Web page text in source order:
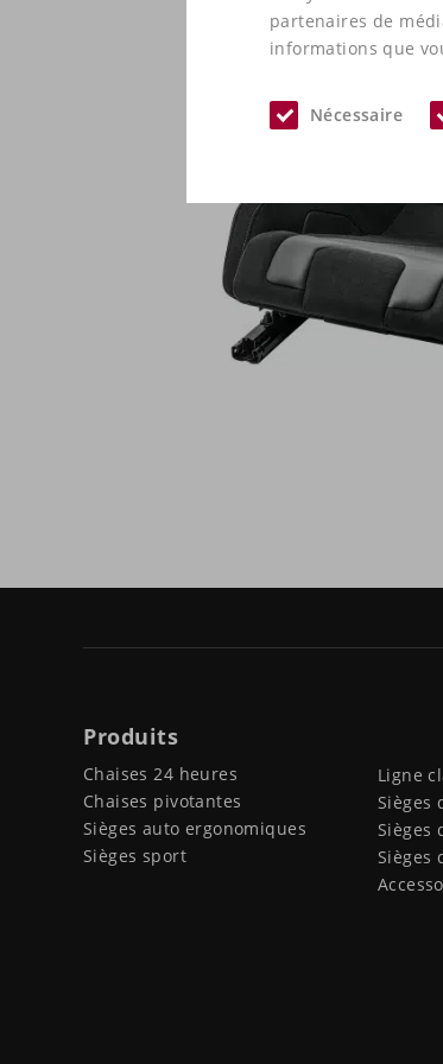
partenaires de
informations que
Nécessaire
Produits
Chaises 24 heures
Chaises pivotantes
Sièges auto ergonomiques
Sièges sport
Ligne
Sièges
Sièges
Sièges